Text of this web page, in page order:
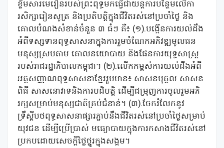
ខ្លឹមសារមេរៀនរបស់ព្រះពុទ្ធមកធ្វើជាយន្តការបន្ថែមលើកា
រសិក្សារៀនសូត្រ និងប្រតិបត្ដិក្នុងជីវិតរស់នៅប្រចាំថ្ងៃ និង
គោលបំណងសំខាន់ចំនួន ៣ ធំៗ គឺ៖ (១).បង្កើនការយល់ដឹង
អំពីទស្សទានពុទ្ធសាសនាក្នុងការរួមចំណែកអភិវឌ្ឍមូលធន
មនុស្សស្របតាម គោលនយោបាយ និងផែនការយុទ្ធសាស្រ្ដ
របស់រាជរដ្ឋាភិបាលកម្ពុជា។ (២).លើកកម្ពស់ការយល់ដឹងអំពី
អត្តសញ្ញាណពុទ្ធសាសនាខ្មែររួមមាន៖ សាសនបុគ្គល សាសន
ពិធី សាសនោវាទនិងការបដិបត្ដិ ដើម្បីជម្រុញការចូលរួមអភិ
រក្សសម្រាប់មនុស្សជាតិគ្រប់ជំនាន់។ (៣).ចែករំលែកនូវ
ទ្រឹស្ដីបថពុទ្ធសាសនាផ្សារភ្ជាប់នឹងជីវិតរស់នៅប្រចាំថ្ងៃសម្រាប់
យុវជន ដើម្បីប្រើប្រាស់ មធ្យោបាយក្នុងការកសាងជីវិតរស់នៅ
ប្រកបដោយសេចក្ដីថ្លៃថ្នូរក្នុងសង្គម។